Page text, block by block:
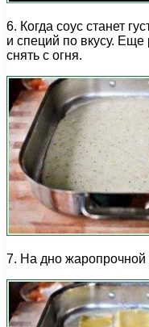
6. Когда соус станет
и специй по вкусу.
снять с огня.
7. На дно